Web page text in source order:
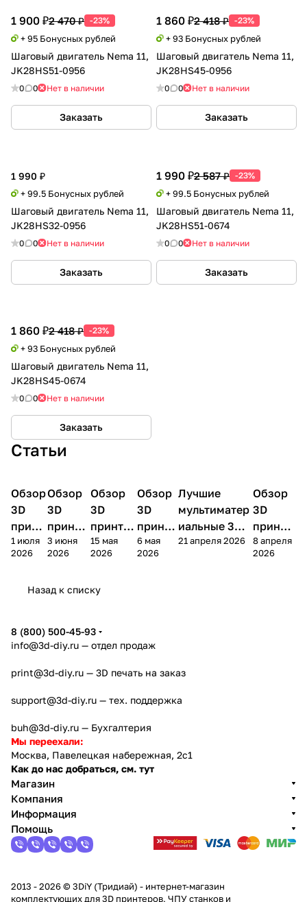
1 900 ₽2 470 ₽ -23%
+ 95 Бонусных рублей
Шаговый двигатель Nema 11,
JK28HS51-0956
0 0 Нет в наличии
Заказать
1 860 ₽2 418 ₽ -23%
+ 93 Бонусных рублей
Шаговый двигатель Nema 11,
JK28HS45-0956
0 0 Нет в наличии
Заказать
1 990 ₽
+ 99.5 Бонусных рублей
Шаговый двигатель Nema 11,
JK28HS32-0956
0 0 Нет в наличии
Заказать
1 990 ₽2 587 ₽ -23%
+ 99.5 Бонусных рублей
Шаговый двигатель Nema 11,
JK28HS51-0674
0 0 Нет в наличии
Заказать
1 860 ₽2 418 ₽ -23%
+ 93 Бонусных рублей
Шаговый двигатель Nema 11,
JK28HS45-0674
0 0 Нет в наличии
Заказать
Статьи
3D
принтеры
Обзор
3D
принт
ера
Bamb
1 июля
2026
3D
принтеры
Обзор
3D
принте
ра
Anycubi
4
3 июня
2026
3D
принтеры
Обзор
3D
принтер
а
FlashFo
Creator
15 мая
2026
3D
принтеры
Обзор
3D
принте
ра
Bambu
6 мая
2026
3D принтеры
Лучшие
мультиматер
иальные 3D
принтеры на
21 апреля 2026
3D
Обзор
3D
принте
ра
FlashF
8 апреля
2026
Назад к списку
8 (800) 500-45-93
info@3d-diy.ru — отдел продаж
print@3d-diy.ru — 3D печать на заказ
support@3d-diy.ru — тех. поддержка
buh@3d-diy.ru — Бухгалтерия
Мы переехали:
Москва, Павелецкая набережная, 2с1
Как до нас добраться, см. тут
Магазин
Компания
Информация
Помощь
2013 - 2026 © 3DiY (Тридиай) - интернет-магазин
комплектующих для 3D принтеров, ЧПУ станков и